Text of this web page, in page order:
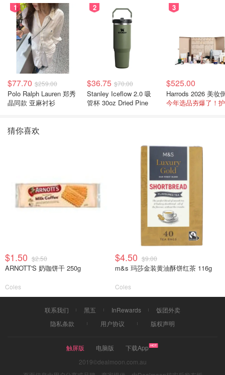
1
$77.70 $259.00
Polo Ralph Lauren 郑秀
晶同款 亚麻衬衫
2
$36.75 $70.00
Stanley Iceflow 2.0 吸
管杯 30oz Dried Pine
3
$525.00
猜你喜欢
$1.50 $2.50
ARNOTT'S 奶咖饼干 250g
Coles
$4.50 $9.00
m&s 玛莎金装黄油酥饼红茶 116g
Coles
联系我们 黑五 InRewards
饭团外卖
隐私条款
用户协议 版权声明
触屏版 电脑版
下载App
2019©dealmoon.com.au